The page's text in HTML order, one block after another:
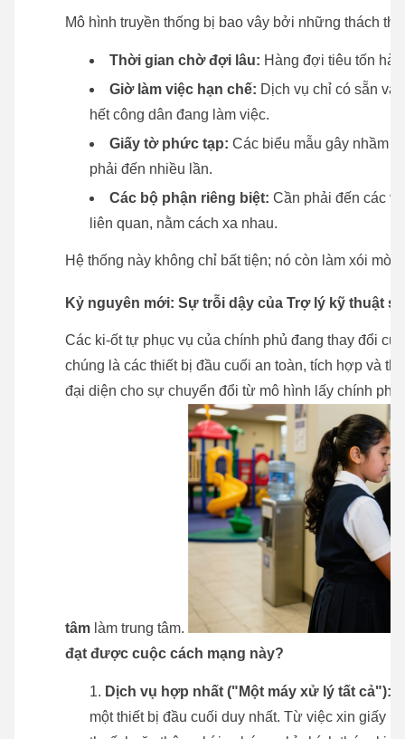
Mô hình truyền thống bị bao vây bởi những thách
Thời gian chờ đợi lâu: Hàng đợi tiêu tốn
Giờ làm việc hạn chế: Dịch vụ chỉ có sẵn
hết công dân đang làm việc.
Giấy tờ phức tạp: Các biểu mẫu gây nhầm
phải đến nhiều lần.
Các bộ phận riêng biệt: Cần phải đến các
liên quan, nằm cách xa nhau.
Hệ thống này không chỉ bất tiện; nó còn làm xói
Kỷ nguyên mới: Sự trỗi dậy của Trợ lý kỹ thuật
Các ki-ốt tự phục vụ của chính phủ đang thay đổi
chúng là các thiết bị đầu cuối an toàn, tích hợp và
đại diện cho sự chuyển đổi từ mô hình lấy chính
tâm làm trung tâm.
đạt được cuộc cách mạng này?
Dịch vụ hợp nhất ("Một máy xử lý tất cả"):
một thiết bị đầu cuối duy nhất. Từ việc xin giấy